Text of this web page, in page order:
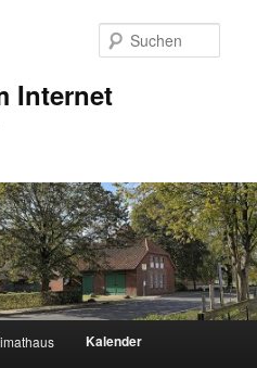
Internet
Kalender